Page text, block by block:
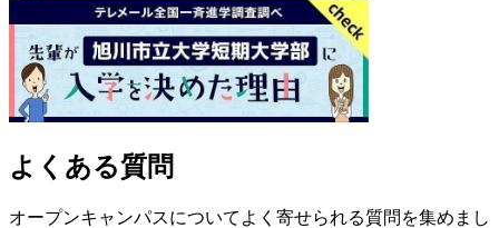
よくある質問
オープンキャンパスについてよく寄せられる質問を集めまし